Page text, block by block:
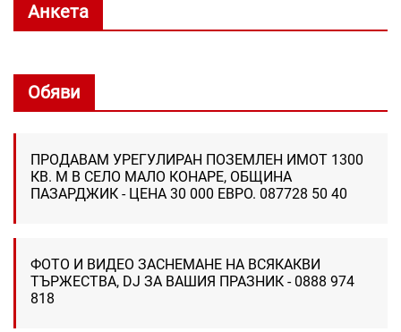
Анкета
Обяви
ПРОДАВАМ УРЕГУЛИРАН ПОЗЕМЛЕН ИМОТ 1300
КВ. М В СЕЛО МАЛО КОНАРЕ, ОБЩИНА
ПАЗАРДЖИК - ЦЕНА 30 000 ЕВРО. 087728 50 40
ФОТО И ВИДЕО ЗАСНЕМАНЕ НА ВСЯКАКВИ
ТЪРЖЕСТВА, DJ ЗА ВАШИЯ ПРАЗНИК - 0888 974
818